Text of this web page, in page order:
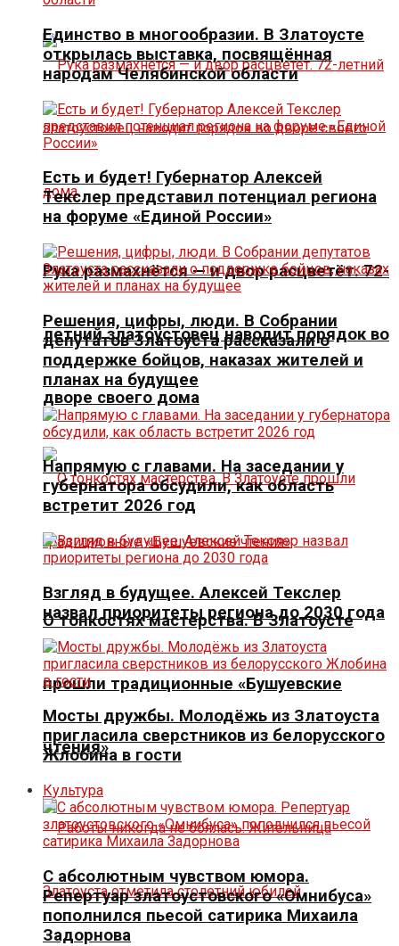
Рука размахнётся — и двор расцветёт. 72-
летний златоустовец наводит порядок во
дворе своего дома
О тонкостях мастерства. В Златоусте
прошли традиционные «Бушуевские
чтения»
Единство в многообразии. В Златоусте
открылась выставка, посвящённая
народам Челябинской области
Есть и будет! Губернатор Алексей
Текслер представил потенциал региона
на форуме «Единой России»
Решения, цифры, люди. В Собрании
депутатов Златоуста рассказали о
поддержке бойцов, наказах жителей и
планах на будущее
Напрямую с главами. На заседании у
губернатора обсудили, как область
встретит 2026 год
Взгляд в будущее. Алексей Текслер
назвал приоритеты региона до 2030 года
Мосты дружбы. Молодёжь из Златоуста
пригласила сверстников из белорусского
Жлобина в гости
Культура
С абсолютным чувством юмора.
Репертуар златоустовского «Омнибуса»
пополнился пьесой сатирика Михаила
Задорнова